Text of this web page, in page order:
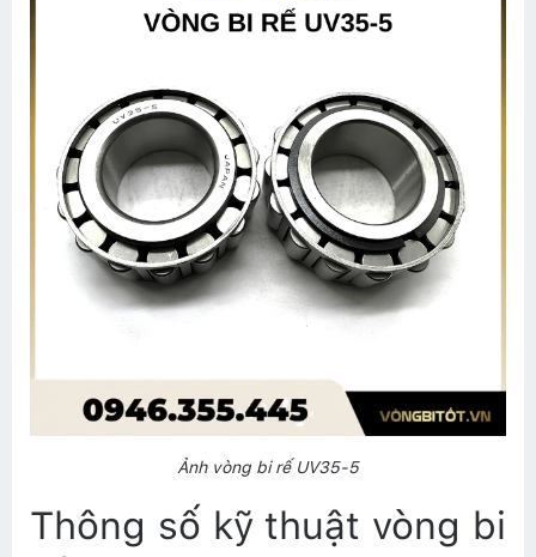
Ảnh vòng bi rế UV35-5
Thông số kỹ thuật vòng bi